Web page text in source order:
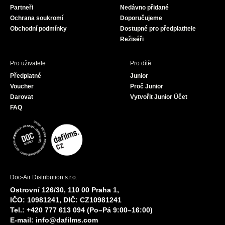
Partneři
Ochrana soukromí
Obchodní podmínky
Nedávno přidané
Doporučujeme
Dostupné pro předplatitele
Režiséři
Pro uživatele
Předplatné
Voucher
Darovat
FAQ
Pro dítě
Junior
Proč Junior
Vytvořit Junior Účet
Doc-Air Distribution s.r.o.
Ostrovní 126/30, 110 00 Praha 1,
IČO: 10981241, DIČ: CZ10981241
Tel.: +420 777 613 094 (Po–Pá 9:00–16:00)
E-mail: info@dafilms.com